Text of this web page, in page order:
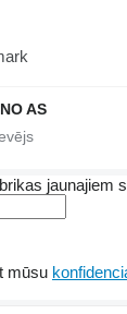
AS
jaunajiem
mūsu